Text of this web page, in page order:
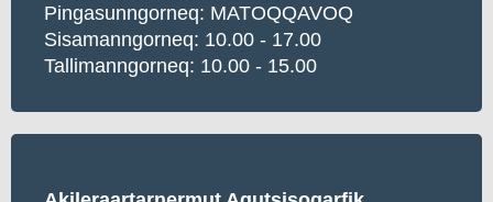
Pingasunngorneq: MATOQQAVOQ
Sisamanngorneq: 10.00 - 17.00
Tallimanngorneq: 10.00 - 15.00